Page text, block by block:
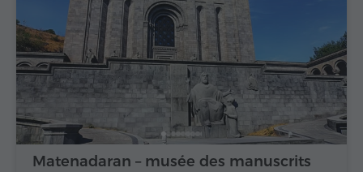
Matenadaran – musée des manuscrits